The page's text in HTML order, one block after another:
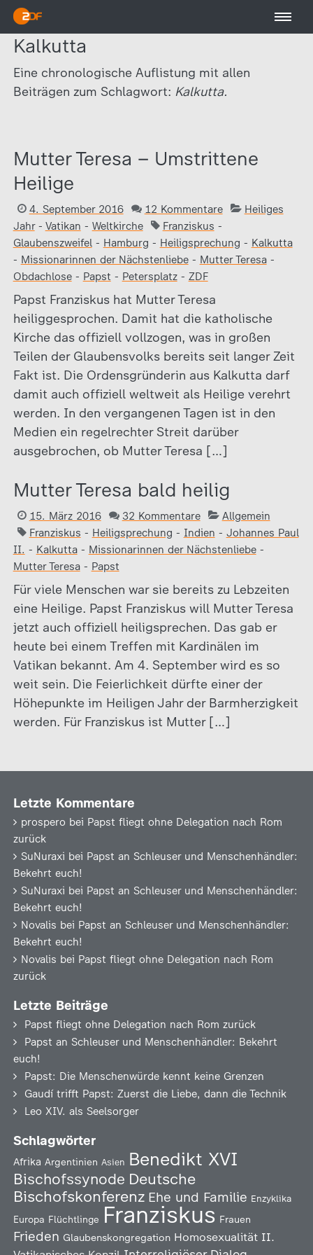
Kalkutta
Eine chronologische Auflistung mit allen
Beiträgen zum Schlagwort: Kalkutta.
Mutter Teresa – Umstrittene
Heilige
4. September 2016 12 Kommentare
Heiliges
Jahr- Vatikan - Weltkirche Franziskus -
Glaubenszweifel- Hamburg - Heiligsprechung - Kalkutta
- Missionarinnen der Nächstenliebe- Mutter Teresa-
Obdachlose- Papst - Petersplatz- ZDF
Papst Franziskus hat Mutter Teresa
heiliggesprochen. Damit hat die katholische
Kirche das offiziell vollzogen, was in großen
Teilen der Glaubensvolks bereits seit langer Zeit
Fakt ist. Die Ordensgründerin aus Kalkutta darf
damit auch offiziell weltweit als Heilige verehrt
werden. In den vergangenen Tagen ist in den
Medien ein regelrechter Streit darüber
ausgebrochen, ob Mutter Teresa […]
Mutter Teresa bald heilig
15. März 2016 32 Kommentare
Allgemein
Franziskus - Heiligsprechung - Indien - Johannes Paul
II. - Kalkutta- Missionarinnen der Nächstenliebe-
Mutter Teresa- Papst
Für viele Menschen war sie bereits zu Lebzeiten
eine Heilige. Papst Franziskus will Mutter Teresa
jetzt auch offiziell heiligsprechen. Das gab er
heute bei einem Treffen mit Kardinälen im
Vatikan bekannt. Am 4. September wird es so
weit sein. Die Feierlichkeit dürfte einer der
Höhepunkte im Heiligen Jahr der Barmherzigkeit
werden. Für Franziskus ist Mutter […]
Letzte Kommentare
prospero bei Papst fliegt ohne Delegation nach Rom
zurück
SuNuraxi bei Papst an Schleuser und Menschenhändler:
Bekehrt euch!
SuNuraxi bei Papst an Schleuser und Menschenhändler:
Bekehrt euch!
Novalis bei Papst an Schleuser und Menschenhändler:
Bekehrt euch!
Novalis bei Papst fliegt ohne Delegation nach Rom
zurück
Letzte Beiträge
Papst fliegt ohne Delegation nach Rom zurück
Papst an Schleuser und Menschenhändler: Bekehrt
euch!
Papst: Die Menschenwürde kennt keine Grenzen
Gaudí trifft Papst: Zuerst die Liebe, dann die Technik
Leo XIV. als Seelsorger
Schlagwörter
Afrika Argentinien Asien Benedikt XVI
Bischofssynode Deutsche
Bischofskonferenz Ehe und Familie Enzyklika
Europa Flüchtlinge Franziskus Frauen
Frieden Glaubenskongregation Homosexualität II.